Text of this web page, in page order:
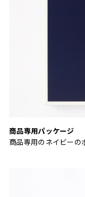
商品専用パッケージ
商品専用のネイビーの